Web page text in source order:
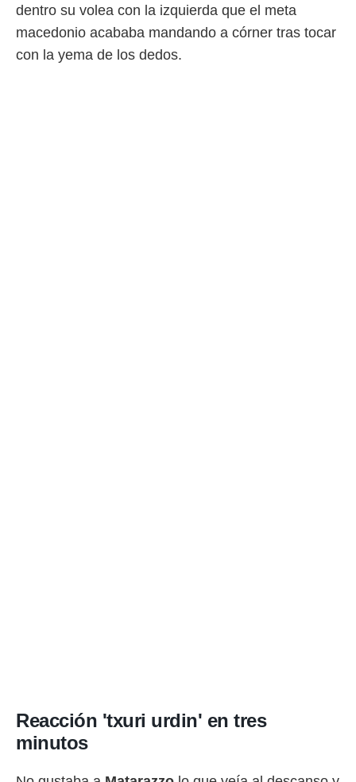
dentro su volea con la izquierda que el meta
macedonio acababa mandando a córner tras tocar
con la yema de los dedos.
Reacción 'txuri urdin' en tres
minutos